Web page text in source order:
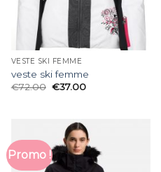
VESTE SKI FEMME
veste ski femme
€72.00 €37.00
Promo !